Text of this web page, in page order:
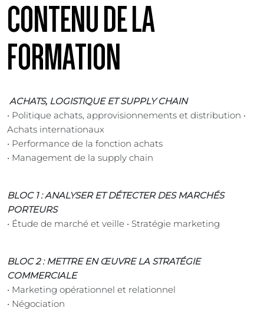
CONTENU DE LA
FORMATION
ACHATS, LOGISTIQUE ET SUPPLY CHAIN
• Politique achats, approvisionnements et distribution •
Achats internationaux
• Performance de la fonction achats
• Management de la supply chain
BLOC 1 : ANALYSER ET DÉTECTER DES MARCHÉS
PORTEURS
• Étude de marché et veille • Stratégie marketing
BLOC 2 : METTRE EN ŒUVRE LA STRATÉGIE
COMMERCIALE
• Marketing opérationnel et relationnel
• Négociation